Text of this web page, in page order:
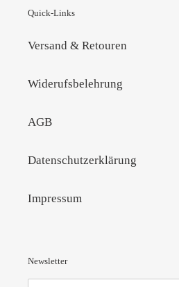
Quick-Links
Versand & Retouren
Widerufsbelehrung
AGB
Datenschutzerklärung
Impressum
Newsletter